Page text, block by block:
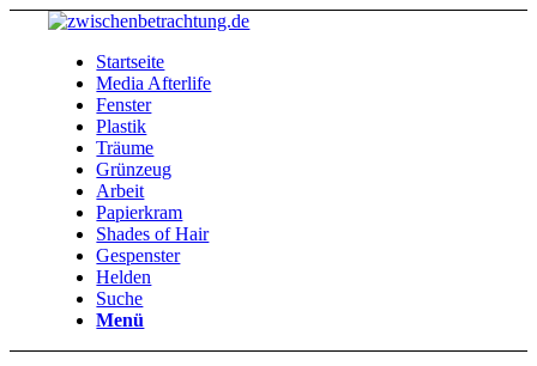
Startseite
Media Afterlife
Fenster
Plastik
Träume
Grünzeug
Arbeit
Papierkram
Shades of Hair
Gespenster
Helden
Suche
Menü